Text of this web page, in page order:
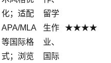
化；适配
APA/MLA
等国际格
式；浏览
留学
生作
业、
国际
★★★★